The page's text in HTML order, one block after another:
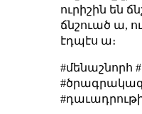
ուրիշին են
ճնշուած ա,
էդպէս ա։
#մենաշնորհ